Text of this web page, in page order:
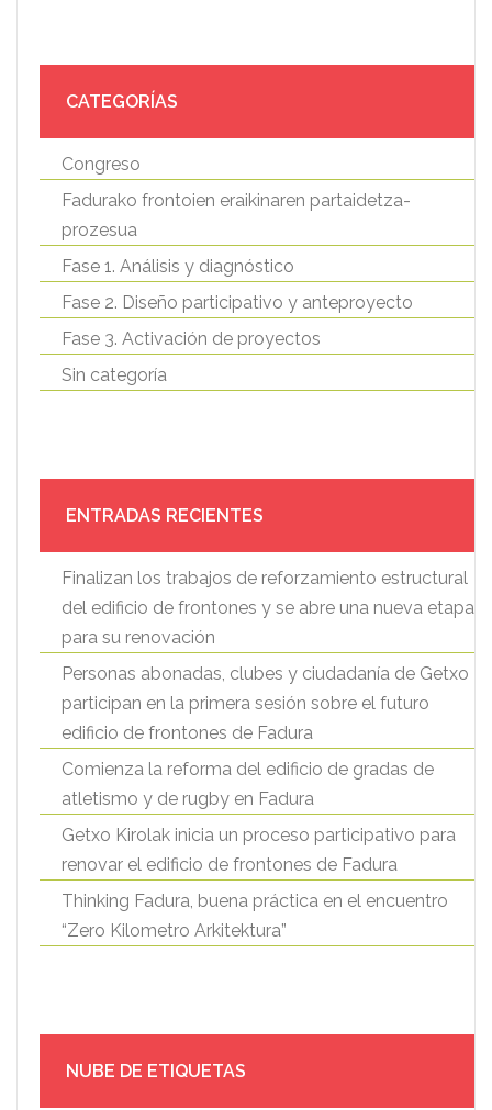
CATEGORÍAS
Congreso
Fadurako frontoien eraikinaren partaidetza-
prozesua
Fase 1. Análisis y diagnóstico
Fase 2. Diseño participativo y anteproyecto
Fase 3. Activación de proyectos
Sin categoría
ENTRADAS RECIENTES
Finalizan los trabajos de reforzamiento estructural
del edificio de frontones y se abre una nueva etapa
para su renovación
Personas abonadas, clubes y ciudadanía de Getxo
participan en la primera sesión sobre el futuro
edificio de frontones de Fadura
Comienza la reforma del edificio de gradas de
atletismo y de rugby en Fadura
Getxo Kirolak inicia un proceso participativo para
renovar el edificio de frontones de Fadura
Thinking Fadura, buena práctica en el encuentro
“Zero Kilometro Arkitektura”
NUBE DE ETIQUETAS